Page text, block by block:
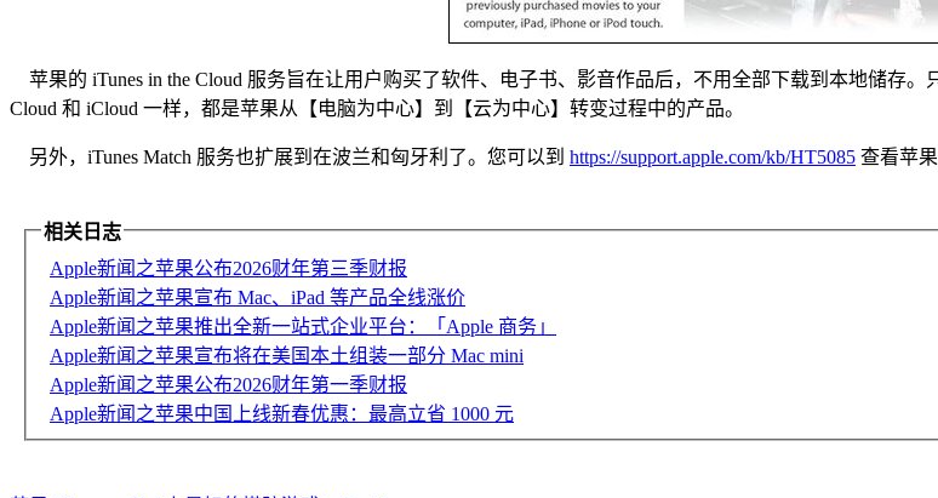
苹果的 iTunes in the Cloud 服务旨在让用户购买了软件、电子书、影音作品后，不用全部下载到本地储存
Cloud 和 iCloud 一样，都是苹果从【电脑为中心】到【云为中心】转变过程中的产品。
另外，iTunes Match 服务也扩展到在波兰和匈牙利了。您可以到 https://support.apple.com/kb/HT5085 查看苹
相关日志
Apple新闻之苹果公布2026财年第三季财报
Apple新闻之苹果宣布 Mac、iPad 等产品全线涨价
Apple新闻之苹果推出全新一站式企业平台：「Apple 商务」
Apple新闻之苹果宣布将在美国本土组装一部分 Mac mini
Apple新闻之苹果公布2026财年第一季财报
Apple新闻之苹果中国上线新春优惠：最高立省 1000 元